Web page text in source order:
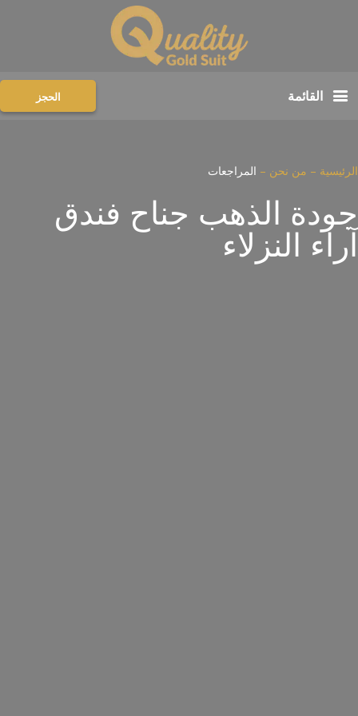
القائمة الحجز
الرئيسية – من نحن – المراجعات
جودة الذهب جناح فندق
آراء النزلاء